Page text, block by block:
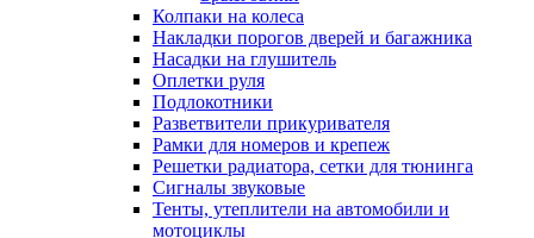
Колпаки на колеса
Накладки порогов дверей и багажника
Насадки на глушитель
Оплетки руля
Подлокотники
Разветвители прикуривателя
Рамки для номеров и крепеж
Решетки радиатора, сетки для тюнинга
Сигналы звуковые
Тенты, утеплители на автомобили и
мотоциклы